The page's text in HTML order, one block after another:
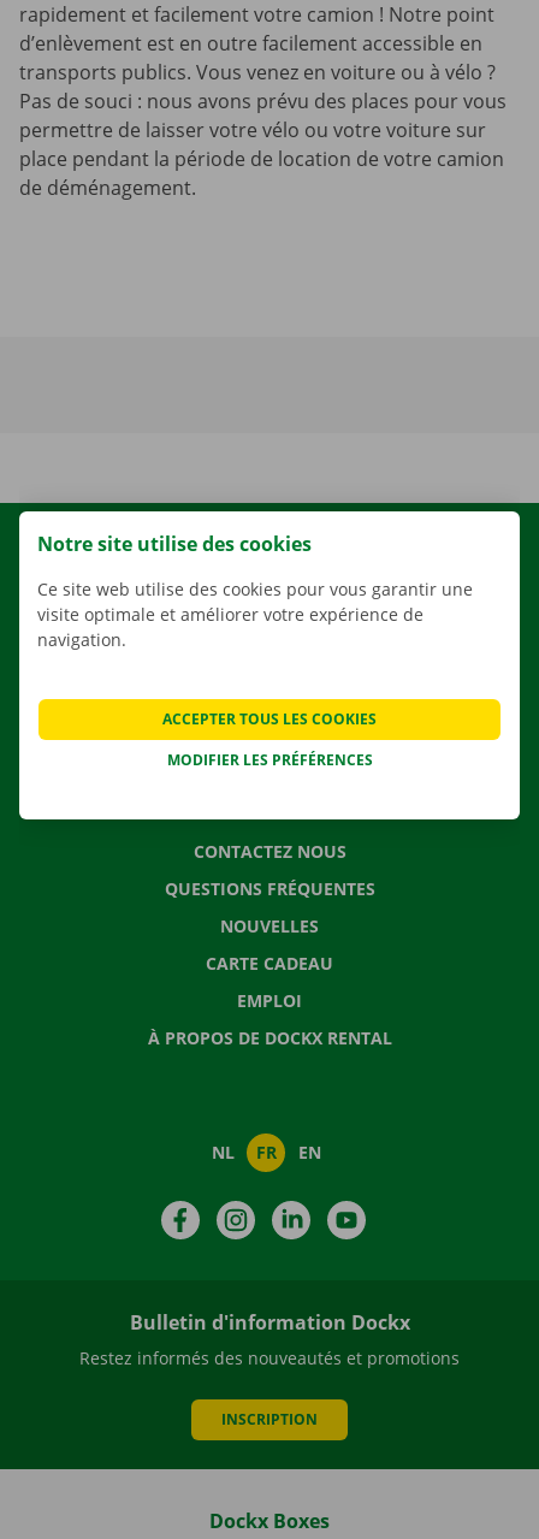
rapidement et facilement votre camion ! Notre point
d’enlèvement est en outre facilement accessible en
transports publics. Vous venez en voiture ou à vélo ?
Pas de souci : nous avons prévu des places pour vous
permettre de laisser votre vélo ou votre voiture sur
place pendant la période de location de votre camion
de déménagement.
LOCATION
NOS VÉHICULES
NOS SERVICES
APPLI
SOLUTIONS DE DÉMÉNAGEMENT
CONTACTEZ NOUS
QUESTIONS FRÉQUENTES
NOUVELLES
CARTE CADEAU
EMPLOI
À PROPOS DE DOCKX RENTAL
NL FR EN
FacebookInstagramLinkedIn
Bulletin d'information Dockx
Restez informés des nouveautés et promotions
INSCRIPTION
Dockx Boxes
Notre site utilise des cookies
Ce site web utilise des cookies pour vous garantir une
visite optimale et améliorer votre expérience de
navigation.
MODIFIER LES PRÉFÉRENCES
ACCEPTER TOUS LES COOKIES